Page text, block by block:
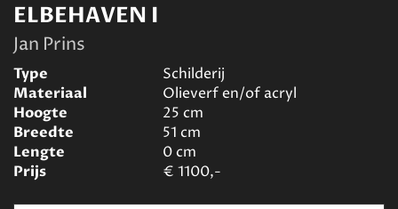
ELBEHAVEN I
Jan Prins
Type
Schilderij
Materiaal
Olieverf en/of acryl
Hoogte
25 cm
Breedte
51 cm
Lengte
0cm
Prijs
€ 1100,-